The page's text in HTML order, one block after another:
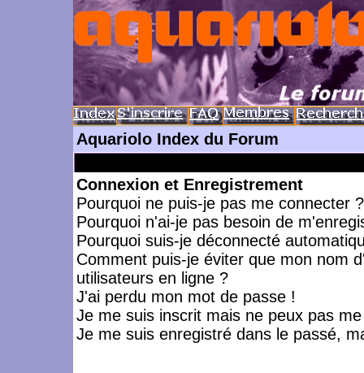
Aquariolo Index du Forum
Connexion et Enregistrement
Pourquoi ne puis-je pas me connecter ?
Pourquoi n'ai-je pas besoin de
Pourquoi suis-je déconnecté
Comment puis-je éviter que mon nom
utilisateurs en ligne ?
J'ai perdu mon mot de passe !
Je me suis inscrit mais ne peux pas
Je me suis enregistré dans le passé,